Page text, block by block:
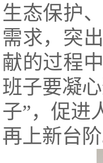
生态保护
需求，突
献的过程
班子要凝
子”，促进
再上新台